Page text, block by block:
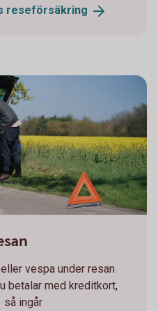
reseförsäkring
vespa under resan
betalar med kreditkort,
så ingår